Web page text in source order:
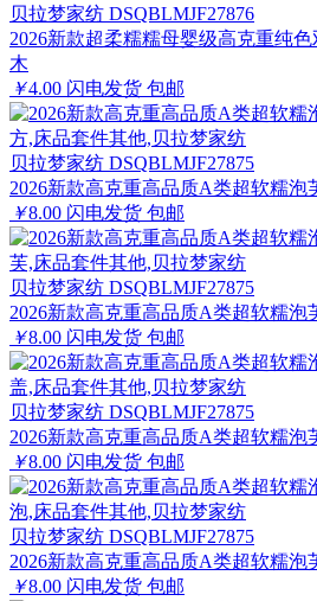
贝拉梦家纺 DSQBLMJF27876
2026新款超柔糯糯母婴级高克重纯
木
￥4.00 闪电发货 包邮
贝拉梦家纺 DSQBLMJF27875
2026新款高克重高品质A类超软糯
￥8.00 闪电发货 包邮
贝拉梦家纺 DSQBLMJF27875
2026新款高克重高品质A类超软糯
￥8.00 闪电发货 包邮
贝拉梦家纺 DSQBLMJF27875
2026新款高克重高品质A类超软糯泡
￥8.00 闪电发货 包邮
贝拉梦家纺 DSQBLMJF27875
2026新款高克重高品质A类超软糯
￥8.00 闪电发货 包邮